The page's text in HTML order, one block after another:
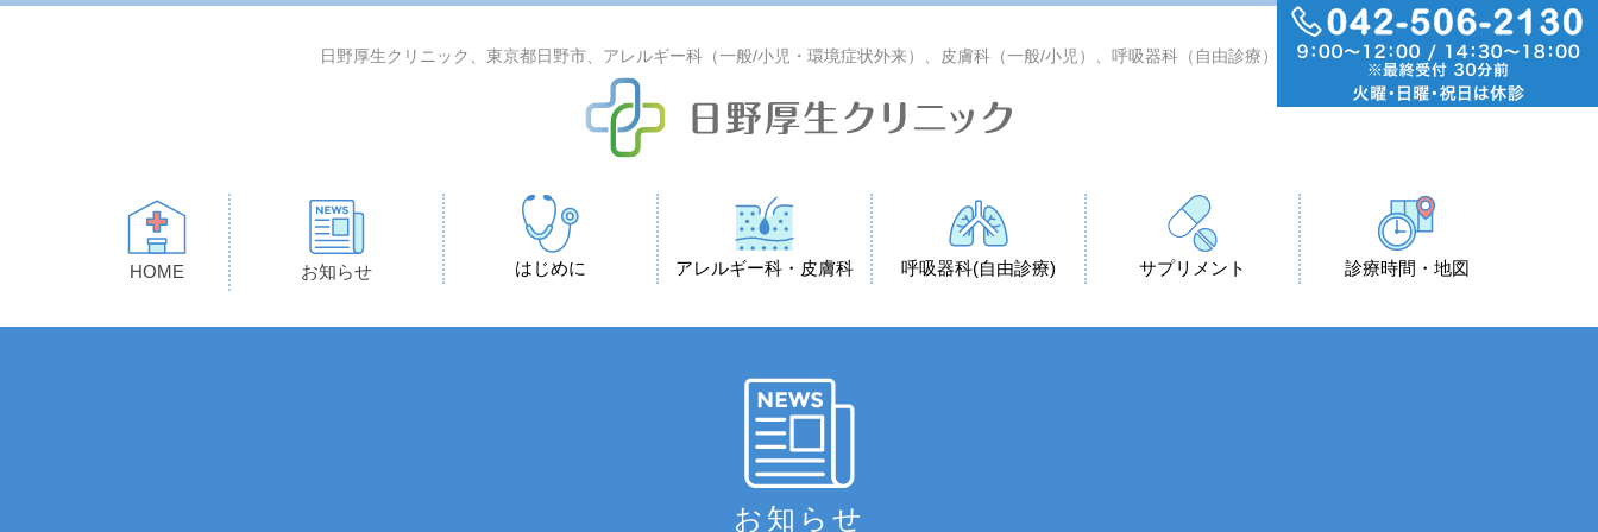
日野厚生クリニック、東京都日野市、アレルギー科（一般/小児・環境症状外来）、皮膚科（一般/小児）、呼吸器科（自由診療）
HOME お知らせ はじめに アレルギー科・皮膚科 呼吸器科(自由診療) サプリメント 診療時間・地図
お知らせ